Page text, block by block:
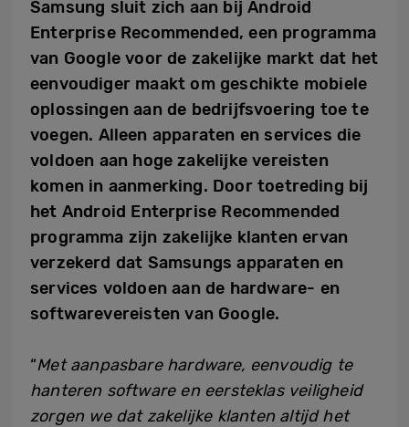
Samsung sluit zich aan bij Android
Enterprise Recommended, een programma
van Google voor de zakelijke markt dat het
eenvoudiger maakt om geschikte mobiele
oplossingen aan de bedrijfsvoering toe te
voegen. Alleen apparaten en services die
voldoen aan hoge zakelijke vereisten
komen in aanmerking. Door toetreding bij
het Android Enterprise Recommended
programma zijn zakelijke klanten ervan
verzekerd dat Samsungs apparaten en
services voldoen aan de hardware- en
softwarevereisten van Google.
“Met aanpasbare hardware, eenvoudig te
hanteren software en eersteklas veiligheid
zorgen we dat zakelijke klanten altijd het